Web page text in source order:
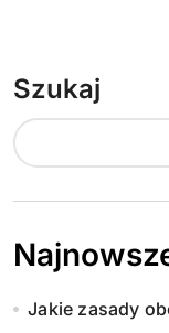
Szukaj
Jakie zasady